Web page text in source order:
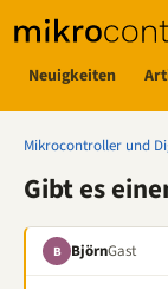
Neuigkeiten
Mikrocontroller und
Gibt es
B BjörnGast